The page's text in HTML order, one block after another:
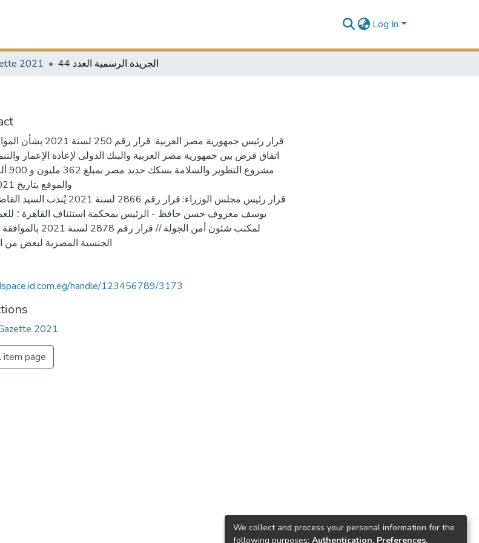
Log In
2021 الجريدة الرسمية العدد 44
قرار رئيس جمهورية مصر العربية: قرار
اتفاق قرض بين جمهورية مصر العربية والبنك الدولى لإعادة الإعمار
مشروع
قرار رئيس مجلس الوزراء: قرار رقم 2866 لسنة
يوسف معروف حسن حافظ - الرئيس بمحكمة استئناف القاهرة ؛
لمكتب شئون أمن الجولة // قرار رقم
الجنسية المصرية لبعض من
handle/123456789/3173
2021
item page
We collect and process your personal information for the
following purposes: Authentication, Preferences,